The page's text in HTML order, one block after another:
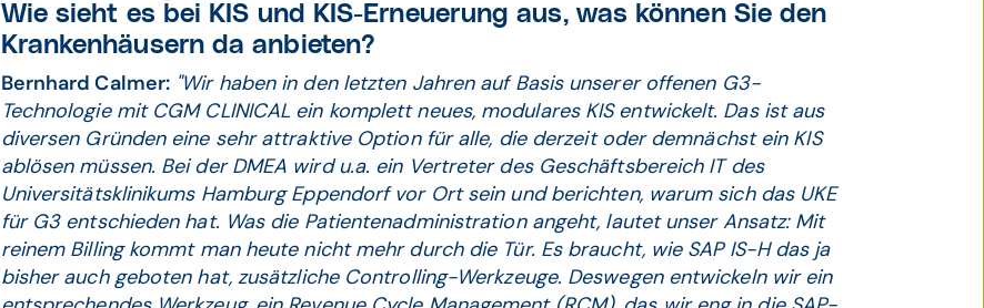
Wie sieht es bei KIS und KIS-Erneuerung aus, was können Sie den
Krankenhäusern da anbieten?
Bernhard Calmer: "Wir haben in den letzten Jahren auf Basis unserer offenen G3-
Technologie mit CGM CLINICAL ein komplett neues, modulares KIS entwickelt. Das ist aus
diversen Gründen eine sehr attraktive Option für alle, die derzeit oder demnächst ein KIS
ablösen müssen. Bei der DMEA wird u.a. ein Vertreter des Geschäftsbereich IT des
Universitätsklinikums Hamburg Eppendorf vor Ort sein und berichten, warum sich das UKE
für G3 entschieden hat. Was die Patientenadministration angeht, lautet unser Ansatz: Mit
reinem Billing kommt man heute nicht mehr durch die Tür. Es braucht, wie SAP IS-H das ja
bisher auch geboten hat, zusätzliche Controlling-Werkzeuge. Deswegen entwickeln wir ein